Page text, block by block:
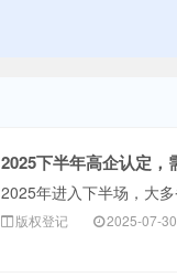
版权登记 2025-07-30